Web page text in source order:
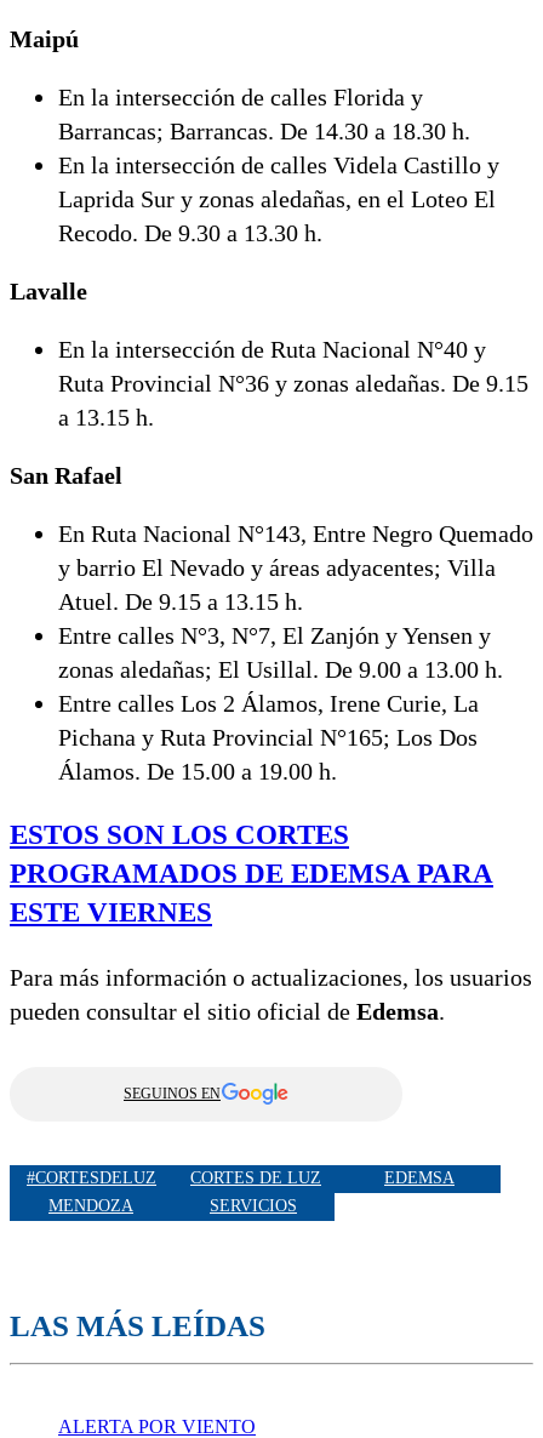
Maipú
En la intersección de calles Florida y
Barrancas; Barrancas. De 14.30 a 18.30 h.
En la intersección de calles Videla Castillo y
Laprida Sur y zonas aledañas, en el Loteo El
Recodo. De 9.30 a 13.30 h.
Lavalle
En la intersección de Ruta Nacional N°40 y
Ruta Provincial N°36 y zonas aledañas. De 9.15
a 13.15 h.
San Rafael
En Ruta Nacional N°143, Entre Negro Quemado
y barrio El Nevado y áreas adyacentes; Villa
Atuel. De 9.15 a 13.15 h.
Entre calles N°3, N°7, El Zanjón y Yensen y
zonas aledañas; El Usillal. De 9.00 a 13.00 h.
Entre calles Los 2 Álamos, Irene Curie, La
Pichana y Ruta Provincial N°165; Los Dos
Álamos. De 15.00 a 19.00 h.
ESTOS SON LOS CORTES
PROGRAMADOS DE EDEMSA PARA
ESTE VIERNES
Para más información o actualizaciones, los usuarios
pueden consultar el sitio oficial de Edemsa.
SEGUINOS EN
#CORTESDELUZ CORTES DE LUZ
EDEMSA
MENDOZA
SERVICIOS
LAS MÁS LEÍDAS
ALERTA POR VIENTO